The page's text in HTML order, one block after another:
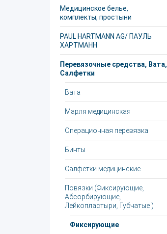
Медицинское белье,
комплекты, простыни
PAUL HARTMANN AG/ ПАУЛЬ
ХАРТМАНН
Перевязочные средства, Вата,
Салфетки
Вата
Марля медицинская
Операционная перевязка
Бинты
Салфетки медицинские
Повязки (Фиксирующие,
Абсорбирующие,
Лейкопластыри, Губчатые )
Фиксирующие